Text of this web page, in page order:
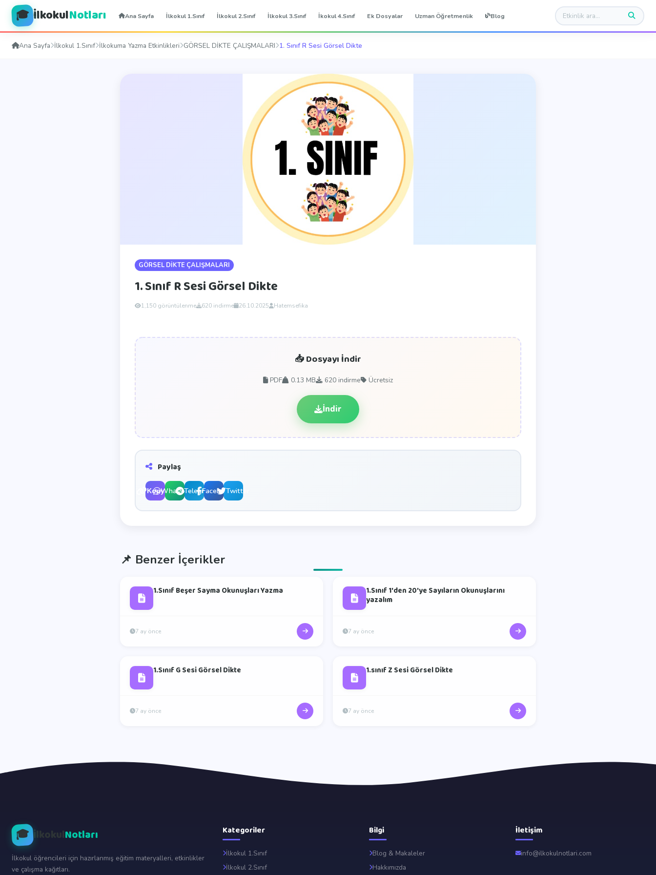
🎓 İlkokulNotları Ana Sayfa İlkokul 1.Sınıf İlkokul 2.Sınıf İlkokul 3.Sınıf İkokul 4.Sınıf Ek Dosyalar Uzman Öğretmenlik Blog
Ana Sayfa İlkokul 1.Sınıf İlkokuma Yazma Etkinlikleri GÖRSEL DİKTE ÇALIŞMALARI 1. Sınıf R Sesi Görsel Dikte
GÖRSEL DİKTE ÇALIŞMALARI
1. Sınıf R Sesi Görsel Dikte
1,150 görüntülenme 620 indirme 26.10.2025 Hatemsefika
📥 Dosyayı İndir
PDF 0.13 MB 620 indirme Ücretsiz
İndir
Paylaş
KopyalaWhatsAppTelegramFacebookTwitter
📌 Benzer İçerikler
1.Sınıf Beşer Sayma Okunuşları Yazma
7 ay önce
1.Sınıf 1'den 20'ye Sayıların Okunuşlarını
yazalım
7 ay önce
1.Sınıf G Sesi Görsel Dikte
7 ay önce
1.sınıf Z Sesi Görsel Dikte
7 ay önce
🎓 İlkokulNotları
İlkokul öğrencileri için hazırlanmış eğitim materyalleri, etkinlikler
ve çalışma kağıtları.
Kategoriler
İlkokul 1.Sınıf
İlkokul 2.Sınıf
Bilgi
Blog & Makaleler
Hakkımızda
İletişim
info@ilkokulnotlari.com